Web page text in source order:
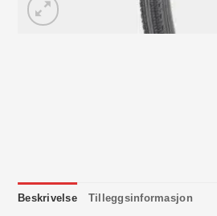
Beskrivelse Tilleggsinformasjon